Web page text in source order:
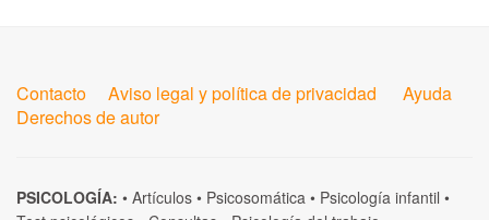
Contacto Aviso legal y política de privacidad
Ayuda
Derechos de autor
PSICOLOGÍA: • Artículos • Psicosomática • Psicología infantil •